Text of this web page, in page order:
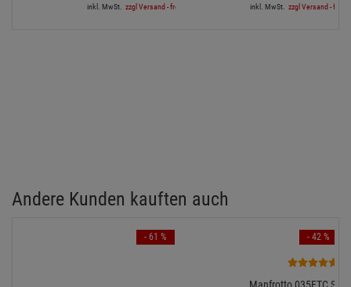
inkl. MwSt. zzgl Versand - frei ab 90,-€ in DE inkl. MwSt. zzgl Versand - frei
Andere Kunden kauften auch
- 61 % - 42 %